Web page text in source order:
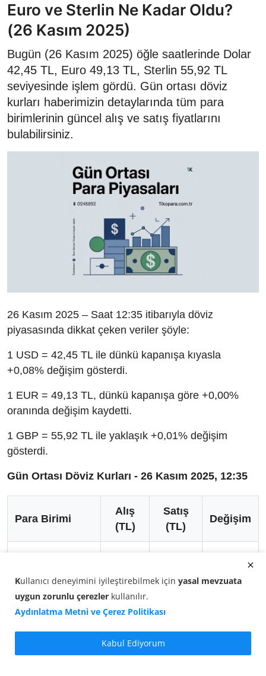
Euro ve Sterlin Ne Kadar Oldu?
(26 Kasım 2025)
Bugün (26 Kasım 2025) öğle saatlerinde Dolar
42,45 TL, Euro 49,13 TL, Sterlin 55,92 TL
seviyesinde işlem gördü. Gün ortası döviz
kurları haberimizin detaylarında tüm para
birimlerinin güncel alış ve satış fiyatlarını
bulabilirsiniz.
26 Kasım 2025 – Saat 12:35 itibarıyla döviz
piyasasında dikkat çeken veriler şöyle:
1 USD = 42,45 TL ile dünkü kapanışa kıyasla
+0,08% değişim gösterdi.
1 EUR = 49,13 TL, dünkü kapanışa göre +0,00%
oranında değişim kaydetti.
1 GBP = 55,92 TL ile yaklaşık +0,01% değişim
gösterdi.
Gün Ortası Döviz Kurları - 26 Kasım 2025, 12:35
Para Birimi
Alış
(TL)
Satış
(TL)
Değişim
Euro (EUR) 49,13 49,13 +0,00%
Sterlin (GBP) 55,92 55,92
52,64 52,66 +0,24%
Kullanıcı deneyimini iyileştirebilmek için yasal mevzuata
uygun zorunlu çerezler kullanılır.
Aydınlatma Metni ve Çerez Politikası
Kabul Ediyorum